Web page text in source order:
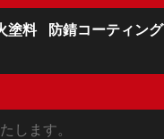
塗料
防錆コーティング
します。